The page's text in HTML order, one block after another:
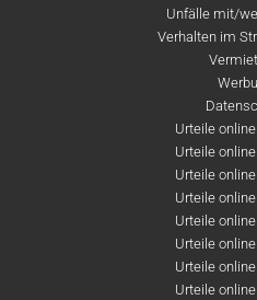
Unfälle mit/
Verhalten im
Urteile
Urteile
Urteile
Urteile
Urteile
Urteile
Urteile
Urteile